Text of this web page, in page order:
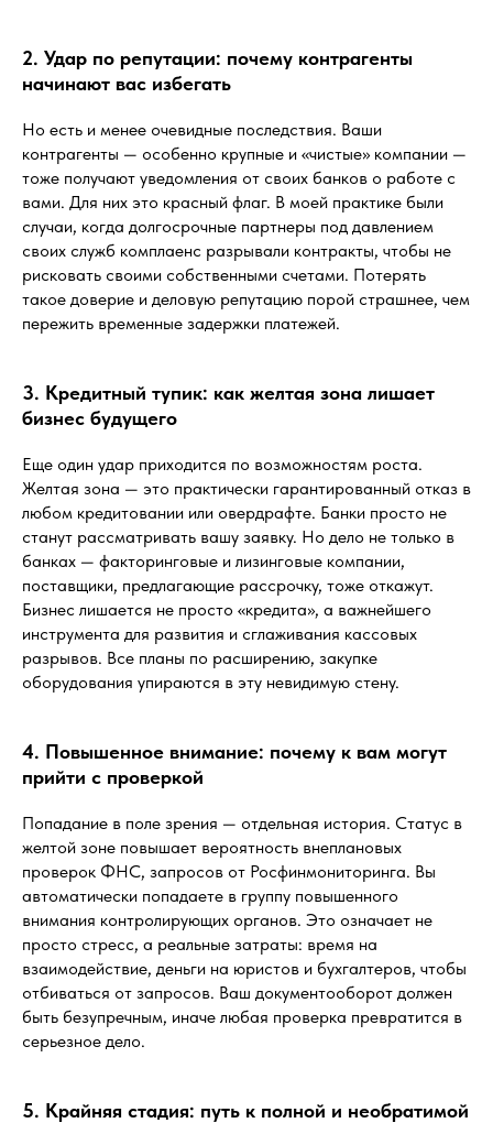
2. Удар по репутации: почему контрагенты
начинают вас избегать
Но есть и менее очевидные последствия. Ваши
контрагенты — особенно крупные и «чистые» компании —
тоже получают уведомления от своих банков о работе с
вами. Для них это красный флаг. В моей практике были
случаи, когда долгосрочные партнеры под давлением
своих служб комплаенс разрывали контракты, чтобы не
рисковать своими собственными счетами. Потерять
такое доверие и деловую репутацию порой страшнее, чем
пережить временные задержки платежей.
3. Кредитный тупик: как желтая зона лишает
бизнес будущего
Еще один удар приходится по возможностям роста.
Желтая зона — это практически гарантированный отказ в
любом кредитовании или овердрафте. Банки просто не
станут рассматривать вашу заявку. Но дело не только в
банках — факторинговые и лизинговые компании,
поставщики, предлагающие рассрочку, тоже откажут.
Бизнес лишается не просто «кредита», а важнейшего
инструмента для развития и сглаживания кассовых
разрывов. Все планы по расширению, закупке
оборудования упираются в эту невидимую стену.
4. Повышенное внимание: почему к вам могут
прийти с проверкой
Попадание в поле зрения — отдельная история. Статус в
желтой зоне повышает вероятность внеплановых
проверок ФНС, запросов от Росфинмониторинга. Вы
автоматически попадаете в группу повышенного
внимания контролирующих органов. Это означает не
просто стресс, а реальные затраты: время на
взаимодействие, деньги на юристов и бухгалтеров, чтобы
отбиваться от запросов. Ваш документооборот должен
быть безупречным, иначе любая проверка превратится в
серьезное дело.
5. Крайняя стадия: путь к полной и необратимой